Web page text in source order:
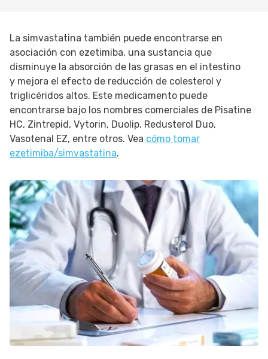
La simvastatina también puede encontrarse en
asociación con ezetimiba, una sustancia que
disminuye la absorción de las grasas en el intestino
y mejora el efecto de reducción de colesterol y
triglicéridos altos. Este medicamento puede
encontrarse bajo los nombres comerciales de Pisatine
HC, Zintrepid, Vytorin, Duolip, Redusterol Duo,
Vasotenal EZ, entre otros. Vea cómo tomar
ezetimiba/simvastatina.